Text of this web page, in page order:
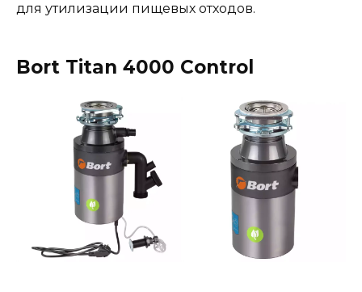
для утилизации пищевых отходов.
Bort Titan 4000 Control